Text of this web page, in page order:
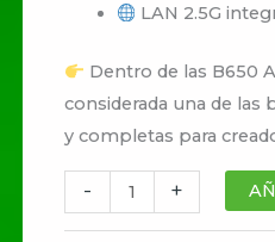
LAN 2.5G
Dentro de las B650
considerada una de las
y completas para
- +